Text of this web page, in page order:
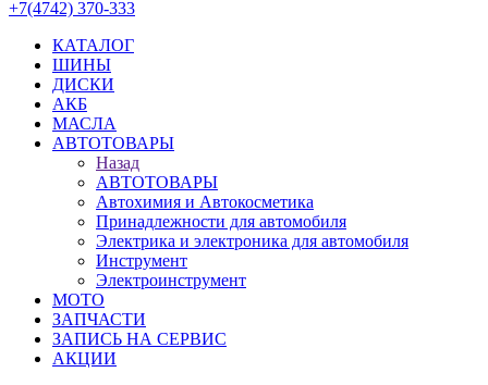
+7(4742) 370-333
КАТАЛОГ
ШИНЫ
ДИСКИ
АКБ
МАСЛА
АВТОТОВАРЫ
Назад
АВТОТОВАРЫ
Автохимия и Автокосметика
Принадлежности для автомобиля
Электрика и электроника для автомобиля
Инструмент
Электроинструмент
МОТО
ЗАПЧАСТИ
ЗАПИСЬ НА СЕРВИС
АКЦИИ